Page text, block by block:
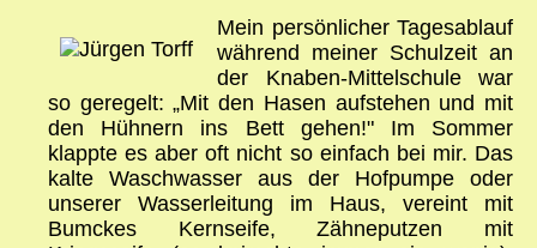
Mein persönlicher Tagesablauf
während meiner Schulzeit an
der Knaben-Mittelschule war
so geregelt: „Mit den Hasen aufstehen und mit
den Hühnern ins Bett gehen!" Im Sommer
klappte es aber oft nicht so einfach bei mir. Das
kalte Waschwasser aus der Hofpumpe oder
unserer Wasserleitung im Haus, vereint mit
Bumckes Kernseife, Zähneputzen mit